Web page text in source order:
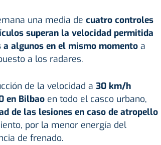
una media de cuatro controles
superan la velocidad permitida
a algunos en el mismo momentoa
a los radares.
de la velocidad a 30 km/h
en Bilbaoen todo el casco urbano,
de las lesiones en caso de atropello
por la menor energía del
de frenado.